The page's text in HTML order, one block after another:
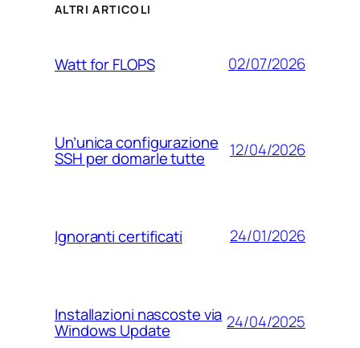
ALTRI ARTICOLI
Watt for FLOPS 02/07/2026
Un’unica configurazione
SSH per domarle tutte 12/04/2026
Ignoranti certificati 24/01/2026
Installazioni nascoste via
Windows Update 24/04/2025